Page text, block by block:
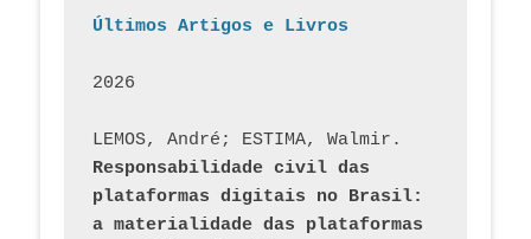
Últimos Artigos e Livros
2026
Responsabilidade civil das
plataformas digitais no Brasil:
a materialidade das plataformas